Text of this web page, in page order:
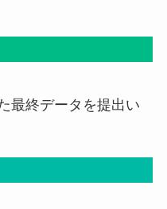
最終データを提出い